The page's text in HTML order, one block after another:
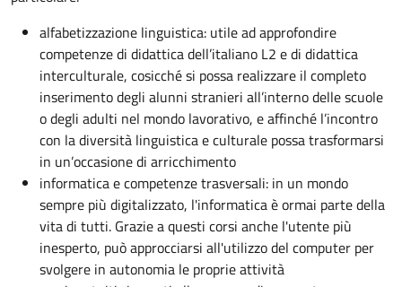
alfabetizzazione linguistica: utile ad approfondire
competenze di didattica dell’italiano L2 e di didattica
interculturale, cosicché si possa realizzare il completo
inserimento degli alunni stranieri all’interno delle scuole
o degli adulti nel mondo lavorativo, e affinché l’incontro
con la diversità linguistica e culturale possa trasformarsi
in un’occasione di arricchimento
informatica e competenze trasversali: in un mondo
sempre più digitalizzato, l'informatica è ormai parte della
vita di tutti. Grazie a questi corsi anche l'utente più
inesperto, può approcciarsi all'utilizzo del computer per
svolgere in autonomia le proprie attività